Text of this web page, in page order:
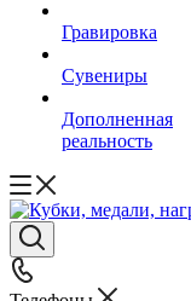
Гравировка
Сувениры
Дополненная
реальность